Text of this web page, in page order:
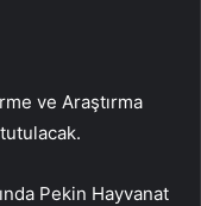
ve Araştırma
Pekin Hayvanat